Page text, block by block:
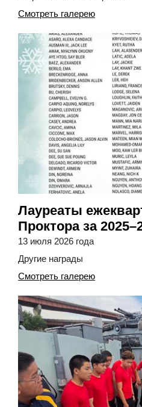
Смотреть галерею
Лауреаты
Проктора за
13 июля 2026 года
Другие награды
Смотреть галерею